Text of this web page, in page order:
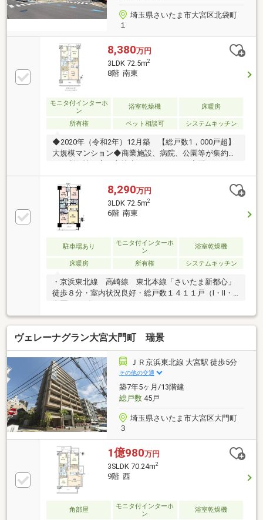
埼玉県さいたま市大宮区北袋町
１
8,380万円
3LDK 72.5m2
8階 南東
モニタ付インターホ
ン
浴室乾燥機 床暖房
所有権 ペット相談可 システムキッチン
◆2020年（令和2年）12月築 【総戸数1，000戸超】
大規模マンション◆商業施設、病院、公園等が集約さ
れた利便性の高い立地◆オートロック／宅配BOX／24
時間ゴミ出し可能◆食品宅配受け取りサービス◆ホテ
ルライクなコンシェルジュカウンター◆充実の共用施
設（一部有償）◆シェアサイクル（電動アシスト付自
転車） ※無償◆カーシェアリング ※有償◆ペット飼
育可能（細則有）◆宅配ロッカー付き◆ディスポーザ
ー
8,290万円
3LDK 72.5m2
6階 南東
駐車場あり
モニタ付インターホ
ン
浴室乾燥機
床暖房 所有権 システムキッチン
・京浜東北線 高崎線 東北本線「さいたま新都心」
徒歩８分・室内状況良好・総戸数１４１１戸（I・Ⅱ・Ⅲ
街区）のビックコミュンイティ・ウォークインクロー
ゼットやファミリークローゼット付きの収納豊富な
3LDK・ディスポーザー・食器洗乾燥機・浴室暖房乾燥
機・リビングダイニングに床暖房充実の共用施設●コ
ンシェルジュサービス●カフェラウンジ●パーティルー
ム●キッズルーム●マルチルーム●スタディブース●ゲス
トルーム（一部有償）●２４時間セキュリティーシス
テム●コンビニエンスストア(居住者専用ローソン)
ヴェレーナグラン大宮大門町 瑞景
ＪＲ京浜東北線 大宮駅 徒歩5分
その他の交通
築7年5ヶ月/13階建
総戸数45戸
埼玉県さいたま市大宮区大門町
３
1億980万円
3SLDK 70.24m2
9階 西
角部屋
モニタ付インターホ
ン
浴室乾燥機